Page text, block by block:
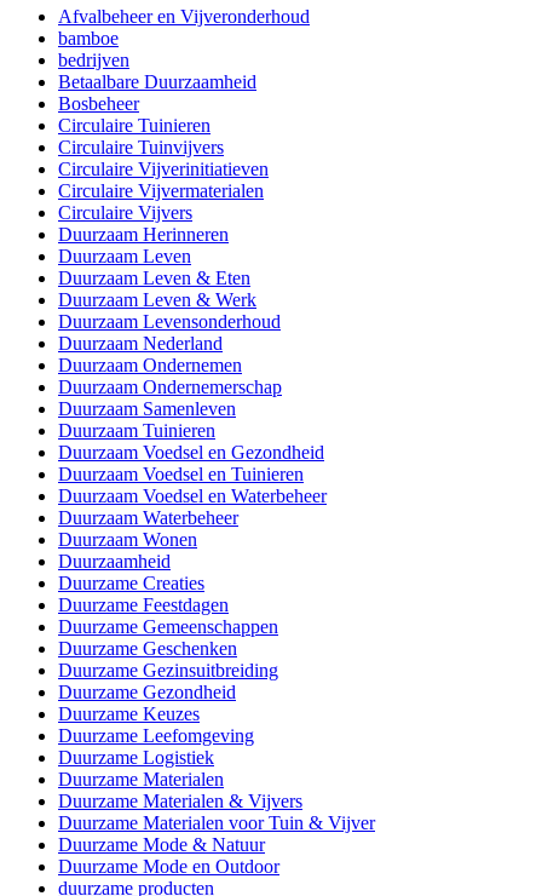
Afvalbeheer en Vijveronderhoud
bamboe
bedrijven
Betaalbare Duurzaamheid
Bosbeheer
Circulaire Tuinieren
Circulaire Tuinvijvers
Circulaire Vijverinitiatieven
Circulaire Vijvermaterialen
Circulaire Vijvers
Duurzaam Herinneren
Duurzaam Leven
Duurzaam Leven & Eten
Duurzaam Leven & Werk
Duurzaam Levensonderhoud
Duurzaam Nederland
Duurzaam Ondernemen
Duurzaam Ondernemerschap
Duurzaam Samenleven
Duurzaam Tuinieren
Duurzaam Voedsel en Gezondheid
Duurzaam Voedsel en Tuinieren
Duurzaam Voedsel en Waterbeheer
Duurzaam Waterbeheer
Duurzaam Wonen
Duurzaamheid
Duurzame Creaties
Duurzame Feestdagen
Duurzame Gemeenschappen
Duurzame Geschenken
Duurzame Gezinsuitbreiding
Duurzame Gezondheid
Duurzame Keuzes
Duurzame Leefomgeving
Duurzame Logistiek
Duurzame Materialen
Duurzame Materialen & Vijvers
Duurzame Materialen voor Tuin & Vijver
Duurzame Mode & Natuur
Duurzame Mode en Outdoor
duurzame producten